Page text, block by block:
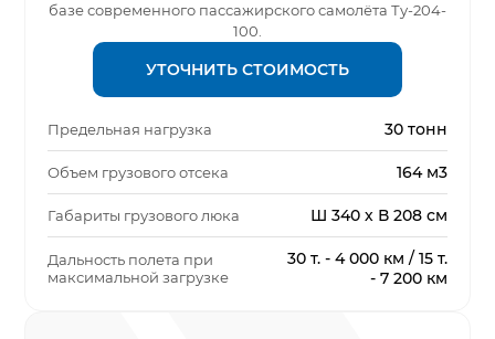
базе современного пассажирского самолёта Ту-204-
100.
УТОЧНИТЬ СТОИМОСТЬ
Предельная нагрузка 30 тонн
Объем грузового отсека 164 м3
Габариты грузового люка Ш 340 х В 208 см
Дальность полета при
максимальной загрузке
30 т. - 4 000 км / 15 т.
- 7 200 км